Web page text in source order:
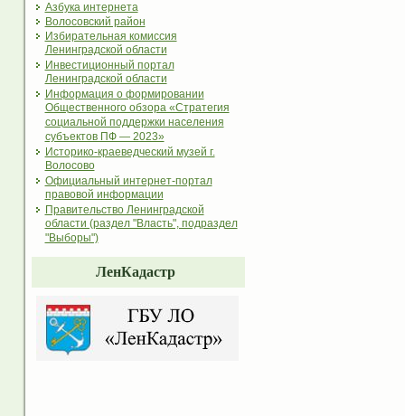
Азбука интернета
Волосовский район
Избирательная комиссия
Ленинградской области
Инвестиционный портал
Ленинградской области
Информация о формировании
Общественного обзора «Стратегия
социальной поддержки населения
субъектов ПФ — 2023»
Историко-краеведческий музей г.
Волосово
Официальный интернет-портал
правовой информации
Правительство Ленинградской
области (раздел "Власть", подраздел
"Выборы")
ЛенКадастр